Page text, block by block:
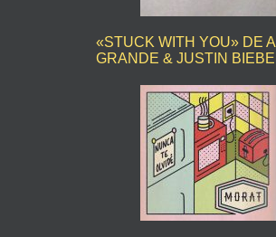
«STUCK WITH YOU» DE
GRANDE & JUSTIN